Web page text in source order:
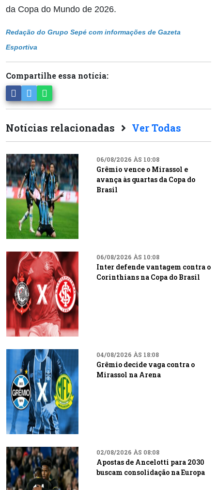
da Copa do Mundo de 2026.
Redação do Grupo Sepé com informações de Gazeta
Esportiva
Compartilhe essa notícia:
Notícias relacionadas Ver Todas
06/08/2026 ÀS 10:08
Grêmio vence o Mirassol e
avança às quartas da Copa do
Brasil
06/08/2026 ÀS 10:08
Inter defende vantagem contra o
Corinthians na Copa do Brasil
04/08/2026 ÀS 18:08
Grêmio decide vaga contra o
Mirassol na Arena
02/08/2026 ÀS 08:08
Apostas de Ancelotti para 2030
buscam consolidação na Europa